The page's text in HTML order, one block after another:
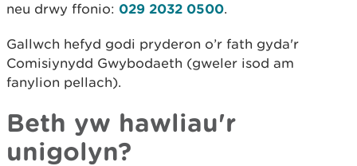
neu drwy ffonio: 029 2032 0500.
Gallwch hefyd godi pryderon o’r fath gyda'r
Comisiynydd Gwybodaeth (gweler isod am
fanylion pellach).
Beth yw hawliau'r
unigolyn?